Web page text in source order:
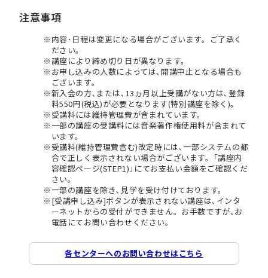
注意事項
内容･日程は変更になる場合がございます。ご了承く
ださい。
講座により締め切り日が異なります。
お申し込みの人数によっては､開講中止となる場合も
ございます。
新入会の方､または､13ヵ月以上受講がない方は､登録
料550円(税込)が必要となります(特別講座を除く)。
受講料には維持管理費が含まれています。
一部の講座の受講料には音楽著作権使用料が含まれて
います。
受講料(維持管理費含む)改定時には､一部システムの都
合で正しく表示されない場合がございます。｢講座内
容確認ページ(STEP1)｣にてお支払い金額をご確認くだ
さい。
一部の講座を除き､見学を受け付けております。
[受講申し込み]ボタンが表示されない講座は､インタ
ーネットからの受付ができません。お手数ですが､お
電話にてお問い合わせください。
各センターへのお問い合わせはこちら